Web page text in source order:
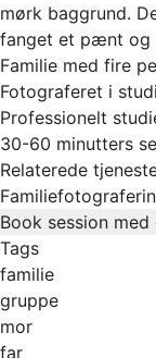
mørk baggrund.
fanget et pænt og
Familie med fire
Fotograferet i
Professionelt
30-60 minutters
Relaterede
Book session
Tags
familie
gruppe
mor
far